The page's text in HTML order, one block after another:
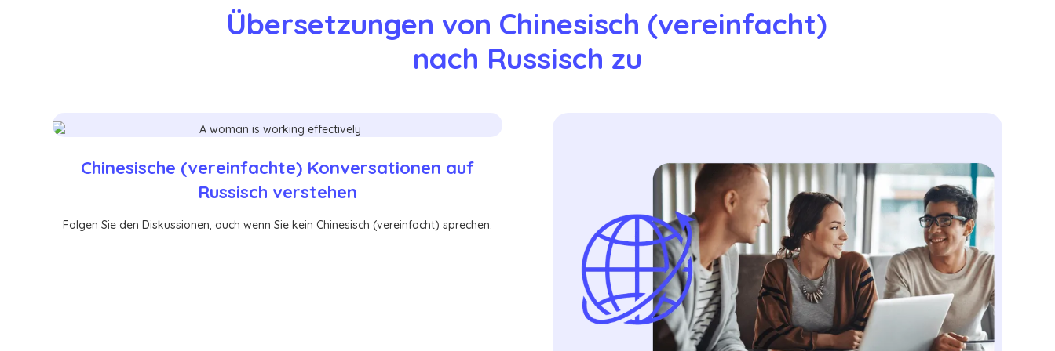
Übersetzungen von Chinesisch (vereinfacht)
nach Russisch zu
Chinesische (vereinfachte) Konversationen auf
Russisch verstehen
Folgen Sie den Diskussionen, auch wenn Sie kein Chinesisch (vereinfacht) sprechen.